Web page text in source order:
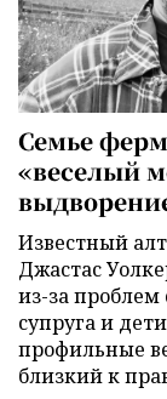
Семье
«веселый
Известный
Джастас
из-за проблем
супруга и
профильные
близкий к